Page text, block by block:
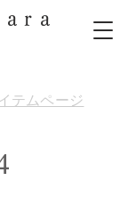
テムページ